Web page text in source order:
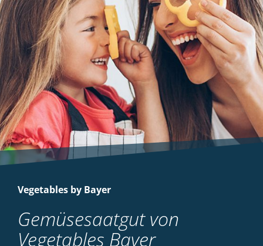
Vegetables by Bayer
Gemüsesaatgut von
Vegetables Bayer